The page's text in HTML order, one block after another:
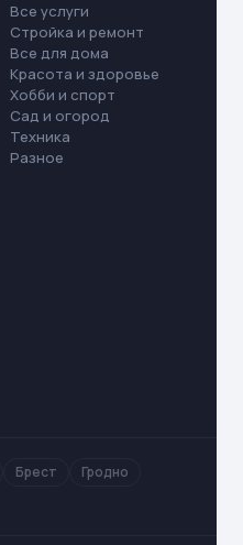
Все услуги
Стройка и ремонт
Все для дома
Красота и здоровье
Хобби и спорт
Сад и огород
Техника
Разное
Брест
Гродно